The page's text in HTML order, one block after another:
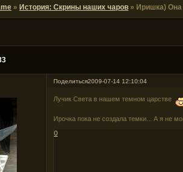
»История: Скрины наших чаров » Иришка)
Поделиться2009-07-14 12:10:04
Лучик Света в нашем темном царстве
Ирочка пока не создала темки... А я не
0